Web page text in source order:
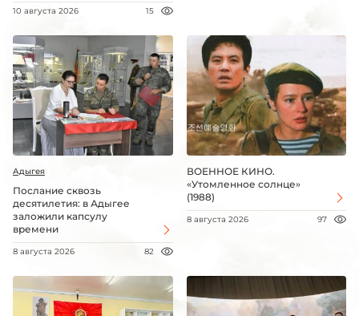
10 августа 2026 15
Адыгея
Послание сквозь
десятилетия: в Адыгее
заложили капсулу
времени
8 августа 2026 82
ВОЕННОЕ КИНО.
«Утомленное солнце»
(1988)
8 августа 2026 97